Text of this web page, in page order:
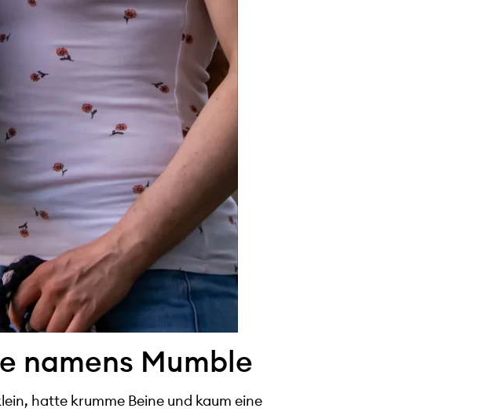
namens Mumble
hatte krumme Beine und kaum eine